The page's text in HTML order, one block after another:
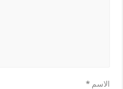
الاسم*